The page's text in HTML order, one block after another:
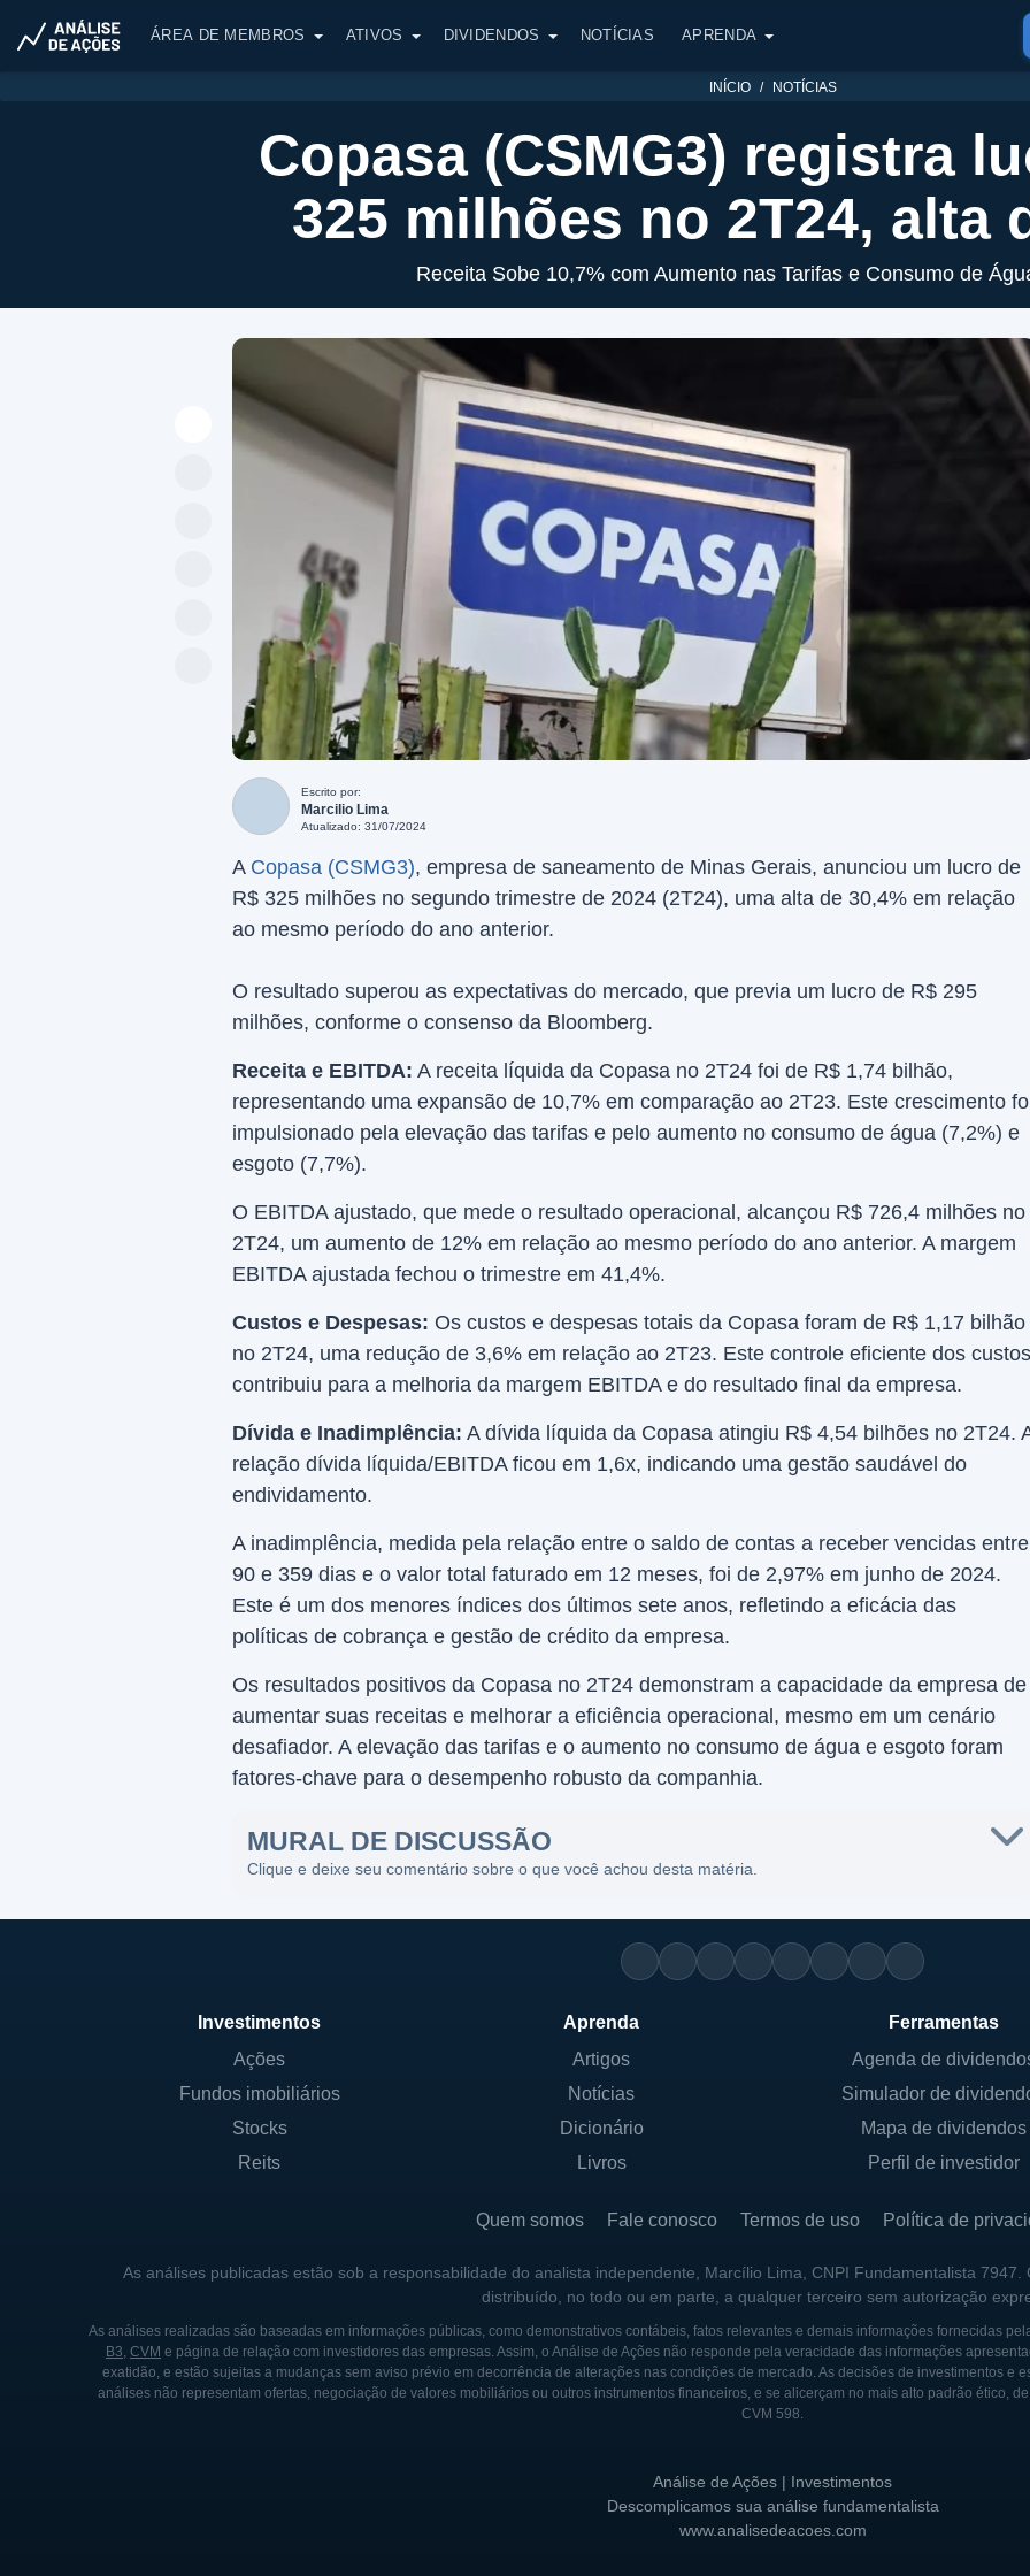
ÁREA DE MEMBROS ATIVOS DIVIDENDOS NOTÍCIAS APRENDA
INÍCIO NOTÍCIAS
Copasa (CSMG3) registra
325 milhões no 2T24, alta
Receita Sobe 10,7% com Aumento nas Tarifas e Consumo de
Escrito por:
Marcilio Lima
Atualizado: 31/07/2024
A Copasa (CSMG3), empresa de saneamento de Minas Gerais, anunciou um lucro de
R$ 325 milhões no segundo trimestre de 2024 (2T24), uma alta de 30,4% em relação
ao mesmo período do ano anterior.
O resultado superou as expectativas do mercado, que previa um lucro de R$ 295
milhões, conforme o consenso da Bloomberg.
Receita e EBITDA: A receita líquida da Copasa no 2T24 foi de R$ 1,74 bilhão,
representando uma expansão de 10,7% em comparação ao 2T23. Este crescimento
impulsionado pela elevação das tarifas e pelo aumento no consumo de água (7,2%) e
esgoto (7,7%).
O EBITDA ajustado, que mede o resultado operacional, alcançou R$ 726,4 milhões no
2T24, um aumento de 12% em relação ao mesmo período do ano anterior. A margem
EBITDA ajustada fechou o trimestre em 41,4%.
Custos e Despesas: Os custos e despesas totais da Copasa foram de R$ 1,17 bilhão
no 2T24, uma redução de 3,6% em relação ao 2T23. Este controle eficiente dos custos
contribuiu para a melhoria da margem EBITDA e do resultado final da empresa.
Dívida e Inadimplência: A dívida líquida da Copasa atingiu R$ 4,54 bilhões no 2T24.
relação dívida líquida/EBITDA ficou em 1,6x, indicando uma gestão saudável do
endividamento.
A inadimplência, medida pela relação entre o saldo de contas a receber vencidas entre
90 e 359 dias e o valor total faturado em 12 meses, foi de 2,97% em junho de 2024.
Este é um dos menores índices dos últimos sete anos, refletindo a eficácia das
políticas de cobrança e gestão de crédito da empresa.
Os resultados positivos da Copasa no 2T24 demonstram a capacidade da empresa de
aumentar suas receitas e melhorar a eficiência operacional, mesmo em um cenário
desafiador. A elevação das tarifas e o aumento no consumo de água e esgoto foram
fatores-chave para o desempenho robusto da companhia.
MURAL DE DISCUSSÃO
Clique e deixe seu comentário sobre o que você achou desta matéria.
Investimentos
Ações
Fundos imobiliários
Stocks
Reits
Aprenda
Artigos
Notícias
Dicionário
Livros
Ferramentas
Agenda de
Simulador de
Mapa de dividendos
Perfil de investidor
Quem somos Fale conosco Termos de uso Política de
As análises publicadas estão sob a responsabilidade do analista independente, Marcílio Lima, CNPI Fundamentalista
distribuído, no todo ou em parte, a qualquer terceiro sem autorização
As análises realizadas são baseadas em informações públicas, como demonstrativos contábeis, fatos relevantes e demais informações fornecidas
B3, CVM e página de relação com investidores das empresas. Assim, o Análise de Ações não responde pela veracidade das informações
exatidão, e estão sujeitas a mudanças sem aviso prévio em decorrência de alterações nas condições de mercado. As decisões de investimentos e
análises não representam ofertas, negociação de valores mobiliários ou outros instrumentos financeiros, e se alicerçam no mais alto padrão ético,
CVM 598.
Análise de Ações | Investimentos
Descomplicamos sua análise fundamentalista
www.analisedeacoes.com